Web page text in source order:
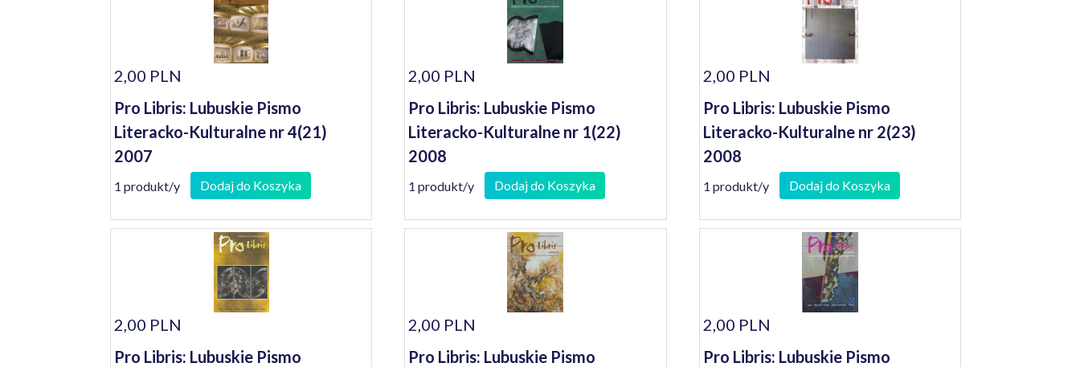
2,00 PLN
Pro Libris: Lubuskie Pismo
Literacko-Kulturalne nr 4(21)
2007
1 produkt/y Dodaj do Koszyka
2,00 PLN
Pro Libris: Lubuskie Pismo
Literacko-Kulturalne nr 1(22)
2008
1 produkt/y Dodaj do Koszyka
2,00 PLN
Pro Libris: Lubuskie Pismo
Literacko-Kulturalne nr 2(23)
2008
1 produkt/y Dodaj do Koszyka
2,00 PLN
Pro Libris: Lubuskie Pismo
2,00 PLN
Pro Libris: Lubuskie Pismo
2,00 PLN
Pro Libris: Lubuskie Pismo